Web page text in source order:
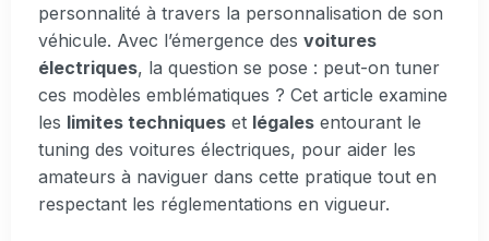
personnalité à travers la personnalisation de son
véhicule. Avec l’émergence des voitures
électriques, la question se pose : peut-on tuner
ces modèles emblématiques ? Cet article examine
les limites techniques et légales entourant le
tuning des voitures électriques, pour aider les
amateurs à naviguer dans cette pratique tout en
respectant les réglementations en vigueur.